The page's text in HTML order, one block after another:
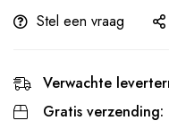
Stel een vraag
Verwachte
Gratis verzending: